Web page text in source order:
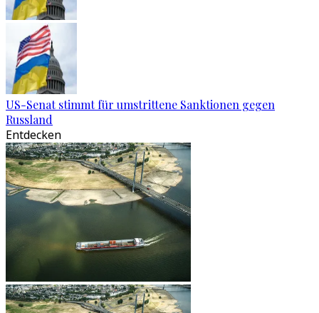
US-Senat stimmt für umstrittene Sanktionen gegen
Russland
Entdecken